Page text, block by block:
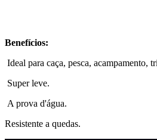
Benefícios:
Ideal para caça, pesca, acampamento,
Super leve.
A prova d'água.
Resistente a quedas.